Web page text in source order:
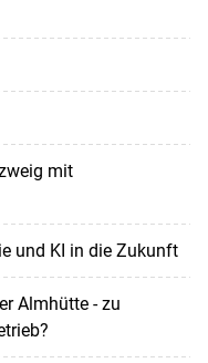
mit
und KI in die Zukunft
Almhütte - zu